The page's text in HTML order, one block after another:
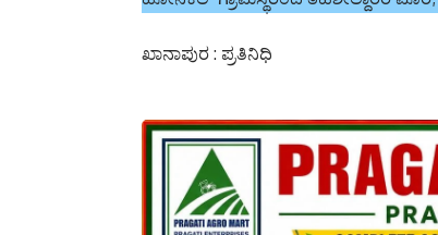
ಖಾನಾಪುರ : ಪ್ರತಿನಿಧಿ